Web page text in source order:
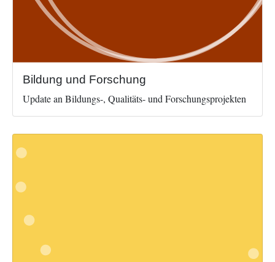
Bildung und Forschung
Update an Bildungs-, Qualitäts- und Forschungsprojekten